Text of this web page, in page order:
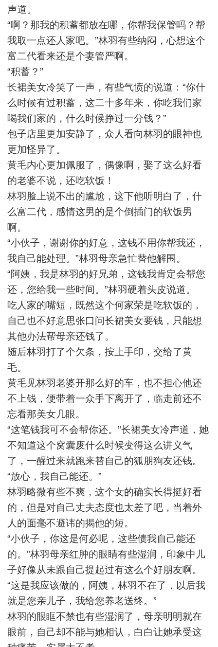
声道。
“啊？那我的积蓄都放在哪，你帮我保管吗？帮
我取一点还人家吧。”林羽有些纳闷，心想这个
富二代看来还是个妻管严啊。
“积蓄？”
长裙美女冷笑了一声，有些气愤的说道：“你什
么时候有过积蓄，这二十多年来，你吃我们家
喝我们家的，什么时候挣过一分钱？”
包子店里更加安静了，众人看向林羽的眼神也
更加怪异了。
黄毛内心更加佩服了，偶像啊，娶了这么好看
的老婆不说，还吃软饭！
林羽脸上说不出的尴尬，这下他听明白了，什
么富二代，感情这男的是个倒插门的软饭男
啊。
“小伙子，谢谢你的好意，这钱不用你帮我还，
我自己能处理。”林羽母亲急忙替他解围。
“阿姨，我是林羽的好兄弟，这钱我肯定会帮您
还，您给我一些时间。”林羽硬着头皮说道。
吃人家的嘴短，既然这个何家荣是吃软饭的，
自己也不好意思张口问长裙美女要钱，只能想
其他办法帮母亲还钱了。
随后林羽打了个欠条，按上手印，交给了黄
毛。
黄毛见林羽老婆开那么好的车，也不担心他还
不上钱，便带着一众手下离开了，临走前还不
忘看那美女几眼。
“这笔钱我可不会帮你还。”长裙美女冷声道，她
不知道这个窝囊废什么时候变得这么讲义气
了，一醒过来就跑来替自己的狐朋狗友还钱。
“放心，我自己能还。”
林羽略微有些不爽，这个女的确实长得挺好看
的，但是对自己丈夫态度也太差了吧，当着外
人的面毫不避讳的揭他的短。
“小伙子，你这是何必呢，这些债我自己能还
的。”林羽母亲红肿的眼睛有些湿润，印象中儿
子好像从未跟自己提起过有这么个好朋友啊。
“这是我应该做的，阿姨，林羽不在了，以后我
就是您亲儿子，我给您养老送终。”
林羽的眼眶不禁也有些湿润了，母亲明明就在
眼前，自己却不能与她相认，白白让她承受这